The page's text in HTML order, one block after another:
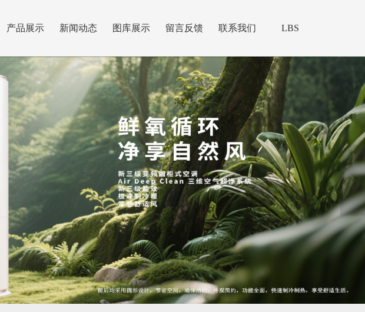
产品展示 新闻动态 图库展示 留言反馈 联系我们 LBS